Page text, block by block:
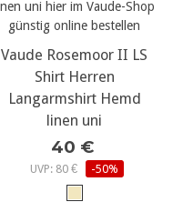
Vaude Rosemoor II LS
Shirt Herren
Langarmshirt Hemd
linen uni
40 €
UVP: 80 € -50%